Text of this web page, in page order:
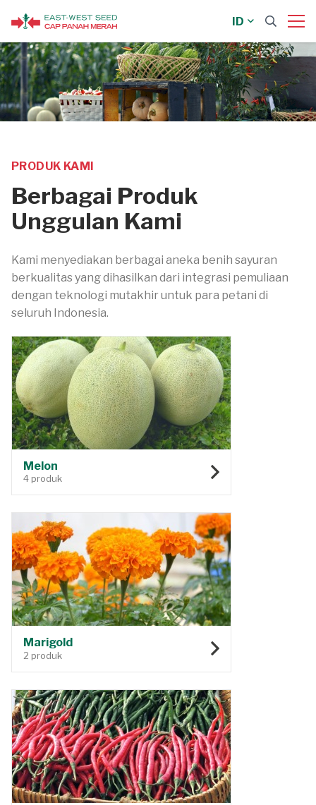
ID
PRODUK KAMI
Berbagai Produk
Unggulan Kami
Kami menyediakan berbagai aneka benih sayuran
berkualitas yang dihasilkan dari integrasi pemuliaan
dengan teknologi mutakhir untuk para petani di
seluruh Indonesia.
Melon
4 produk
Marigold
2 produk